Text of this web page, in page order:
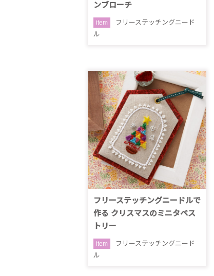
ンブローチ
item
フリーステッチングニード
ル
フリーステッチングニードルで
作る クリスマスのミニタペス
トリー
item
フリーステッチングニード
ル